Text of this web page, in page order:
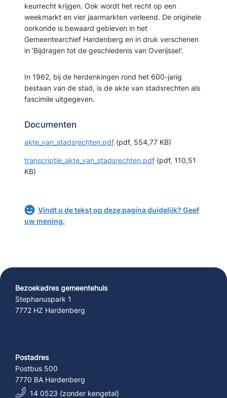
keurrecht krijgen. Ook wordt het recht op een
weekmarkt en vier jaarmarkten verleend. De originele
oorkonde is bewaard gebleven in het
Gemeentearchief Hardenberg en in druk verschenen
in 'Bijdragen tot de geschiedenis van Overijssel'.
In 1962, bij de herdenkingen rond het 600-jarig
bestaan van de stad, is de akte van stadsrechten als
fascimile uitgegeven.
Documenten
akte_van_stadsrechten.pdf (pdf, 554,77 KB)
transcriptie_akte_van_stadsrechten.pdf (pdf, 110,51
KB)
Vindt u de tekst op deze pagina duidelijk? Geef
uw mening.
Bezoekadres gemeentehuis
Stephanuspark 1
7772 HZ Hardenberg
Postadres
Postbus 500
7770 BA Hardenberg
14 0523 (zonder kengetal)